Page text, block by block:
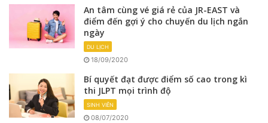
An tâm cùng vé giá rẻ của JR-EAST và
điểm đến gợi ý cho chuyến du lịch ngắn
ngày
DU LỊCH
18/09/2020
Bí quyết đạt được điểm số cao trong kì
thi JLPT mọi trình độ
SINH VIÊN
08/07/2020